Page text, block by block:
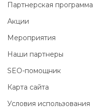
Партнерская программа
Акции
Мероприятия
Наши партнеры
SEO-помощник
Карта сайта
Условия использования